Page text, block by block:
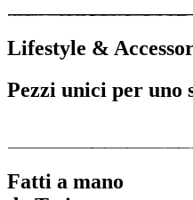
Lifestyle &
Pezzi unici per uno
Fatti a mano